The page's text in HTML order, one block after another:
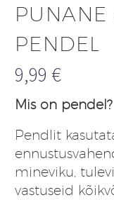
PUNANE
PENDEL
9,99 €
Mis on pendel?
Pendlit
mineviku,
vastuseid